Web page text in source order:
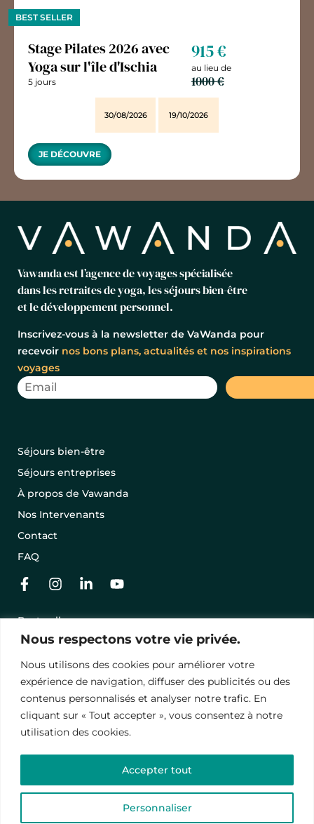
Nous respectons votre vie privée.
Nous utilisons des cookies pour améliorer votre
expérience de navigation, diffuser des publicités ou des
contenus personnalisés et analyser notre trafic. En
cliquant sur « Tout accepter », vous consentez à notre
utilisation des cookies.
Personnaliser
Accepter tout
BEST SELLER
Stage Pilates 2026 avec
Yoga sur l'île d'Ischia
5 jours
915 €
au lieu de
1000 €
30/08/2026 19/10/2026
JE DÉCOUVRE
Vawanda est l’agence de voyages spécialisée
dans les retraites de yoga, les séjours bien-être
et le développement personnel.
Inscrivez-vous à la newsletter de VaWanda pour
recevoir nos bons plans, actualités et nos inspirations
voyages
Séjours bien-être
Séjours entreprises
À propos de Vawanda
Nos Intervenants
Contact
FAQ
Best-sellers
Nos séjours en promo
Offrir un séjour avec une carte cadeau
Conditions Générales de Vente
Mentions légales
Politique de Conﬁdentialité
Ce site est protégé par reCAPTCHA, les
confidentialitéettermes de contrat.